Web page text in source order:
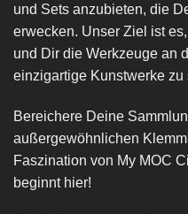
und Sets anzubieten, die
erwecken. Unser Ziel ist
und Dir die Werkzeuge an
einzigartige Kunstwerke zu
Bereichere Deine
außergewöhnlichen
Faszination von My MOC
beginnt hier!